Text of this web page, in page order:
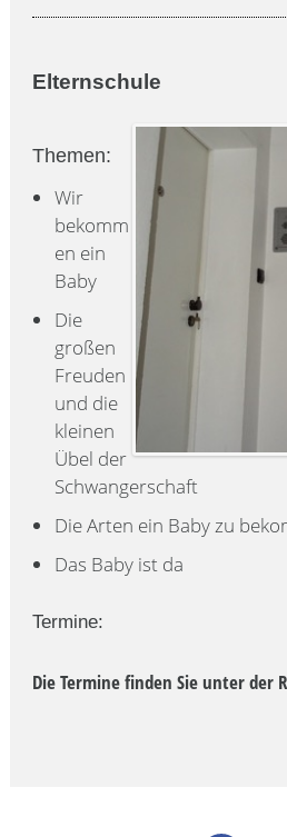
Elternschule
Themen:
Wir
bekomm
en ein
Baby
Die
großen
Freuden
und die
kleinen
Übel der
Schwangerschaft
Die Arten ein Baby zu
Das Baby ist da
Termine:
Die Termine finden Sie unter der